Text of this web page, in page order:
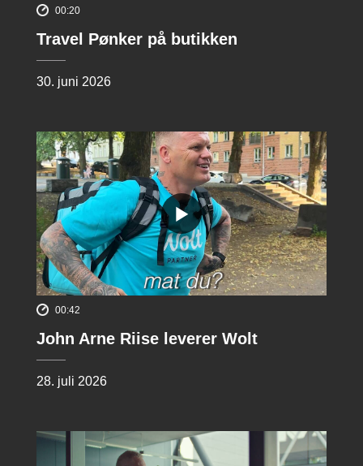
00:20
Travel Pønker på butikken
30. juni 2026
00:42
John Arne Riise leverer Wolt
28. juli 2026